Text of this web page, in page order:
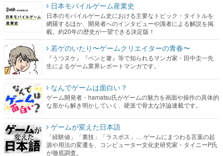
日本モバイルゲーム産業史
日本のモバイルゲーム史における主要なトピック・タイトルを
網羅するほか、開発者へのインタビューや識者による解説を掲
載。約20年の歴史が一望できる決定版！
若ゲのいたり〜ゲームクリエイターの青春〜
『うつヌケ』『ペンと箸』等で知られるマンガ家・田中圭一先
生によるゲーム業界レポートマンガです。
なんでゲームは面白い？
ゲーム開発者・hamatsu氏がゲームの魅力を画面や操作の具体的
な形から解き明かしていく、硬派で骨太な評論連載です。
ゲームが変えた日本語
「経験値」「裏技」「ラスボス」… ゲームにまつわる言葉の起
源や用法の変遷を、コンピューター文化史研究家・タイニーP氏
が徹底調査。